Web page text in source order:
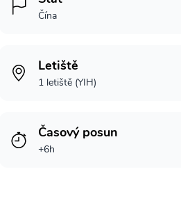
Čína
Letiště
1 letiště (YIH)
Časový posun
+6h